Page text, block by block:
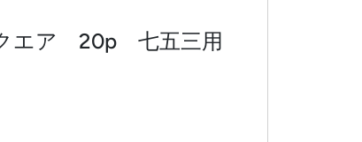
エア 20p 七五三用